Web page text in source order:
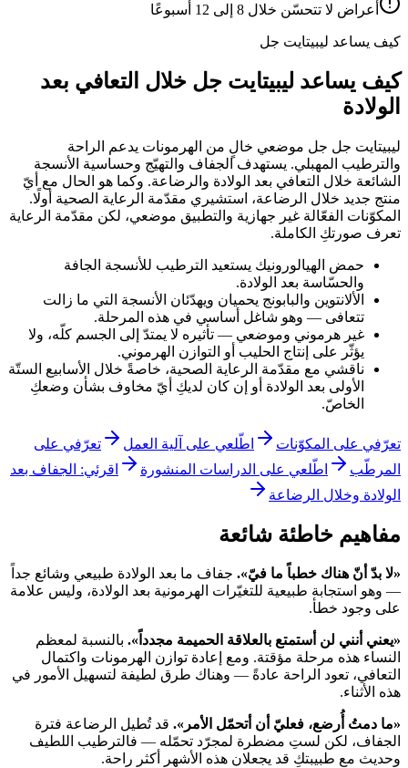
أعراض لا تتحسّن خلال 8 إلى 12 أسبوعًا
كيف يساعد ليبيتايت جل
كيف يساعد ليبيتايت جل خلال التعافي بعد
الولادة
ليبيتايت جل جل موضعي خالٍ من الهرمونات يدعم الراحة
والترطيب المهبلي. يستهدف الجفاف والتهيّج وحساسية الأنسجة
الشائعة خلال التعافي بعد الولادة والرضاعة. وكما هو الحال مع أيّ
منتج جديد خلال الرضاعة، استشيري مقدّمة الرعاية الصحية أولًا.
المكوّنات الفعّالة غير جهازية والتطبيق موضعي، لكن مقدّمة الرعاية
تعرف صورتكِ الكاملة.
حمض الهيالورونيك يستعيد الترطيب للأنسجة الجافة
والحسّاسة بعد الولادة.
الألانتوين والبابونج يحميان ويهدّئان الأنسجة التي ما زالت
تتعافى — وهو شاغل أساسي في هذه المرحلة.
غير هرموني وموضعي — تأثيره لا يمتدّ إلى الجسم كلّه، ولا
يؤثّر على إنتاج الحليب أو التوازن الهرموني.
ناقشي مع مقدّمة الرعاية الصحية، خاصةً خلال الأسابيع الستّة
الأولى بعد الولادة أو إن كان لديكِ أيّ مخاوف بشأن وضعكِ
الخاصّ.
تعرّفي على المكوّنات اطّلعي على آلية العمل
تعرّفي على
المرطّب
اطّلعي على الدراسات المنشورة
اقرئي: الجفاف بعد
الولادة وخلال الرضاعة
مفاهيم خاطئة شائعة
«لا بدّ أنّ هناك خطباً ما فيّ». جفاف ما بعد الولادة طبيعي وشائع جداً
— وهو استجابة طبيعية للتغيّرات الهرمونية بعد الولادة، وليس علامة
على وجود خطأ.
«يعني أنني لن أستمتع بالعلاقة الحميمة مجدداً». بالنسبة لمعظم
النساء هذه مرحلة مؤقتة. ومع إعادة توازن الهرمونات واكتمال
التعافي، تعود الراحة عادةً — وهناك طرق لطيفة لتسهيل الأمور في
هذه الأثناء.
«ما دمتُ أُرضع، فعليّ أن أتحمّل الأمر». قد تُطيل الرضاعة فترة
الجفاف، لكن لستِ مضطرة لمجرّد تحمّله — فالترطيب اللطيف
وحديث مع طبيبتكِ قد يجعلان هذه الأشهر أكثر راحة.